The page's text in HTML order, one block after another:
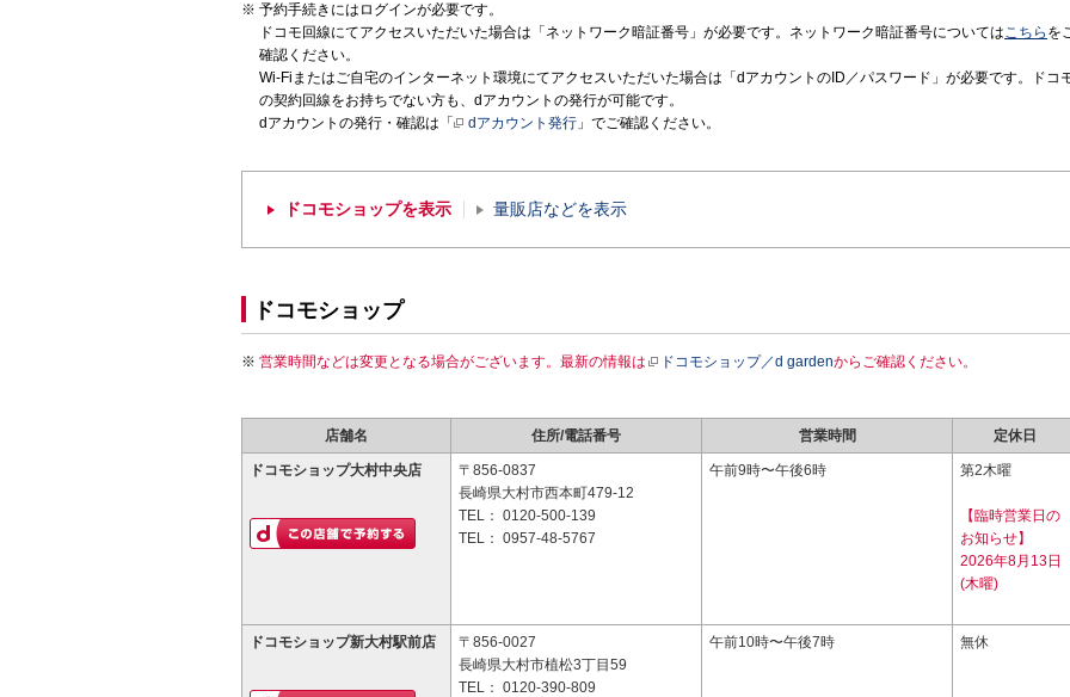
予約手続きにはログインが必要です。
ドコモ回線にてアクセスいただいた場合は「ネットワーク暗証番号」が必要です。ネットワーク暗証番号についてはこちら を
確認ください。
Wi-Fiまたはご自宅のインターネット環境にてアクセスいただいた場合は「dアカウントのID／パスワード」が必要です。ドコ
の契約回線をお持ちでない方も、dアカウントの発行が可能です。
dアカウントの発行・確認は「
dアカウント発行 」でご確認ください。
ドコモショップを表示 量販店などを表示
ドコモショップ
営業時間などは変更となる場合がございます。最新の情報は ドコモショップ／d gardenからご確認ください。
店舗名 住所/電話番号 営業時間 定休日
ドコモショップ大村中央店
〒856-0837
長崎県大村市西本町479-12
TEL： 0120-500-139
TEL： 0957-48-5767
午前9時〜午後6時 第2木曜
【臨時営業日の
お知らせ】
2026年8月13日
(木曜)
ドコモショップ新大村駅前店
〒856-0027
長崎県大村市植松3丁目59
TEL： 0120-390-809
午前10時〜午後7時 無休